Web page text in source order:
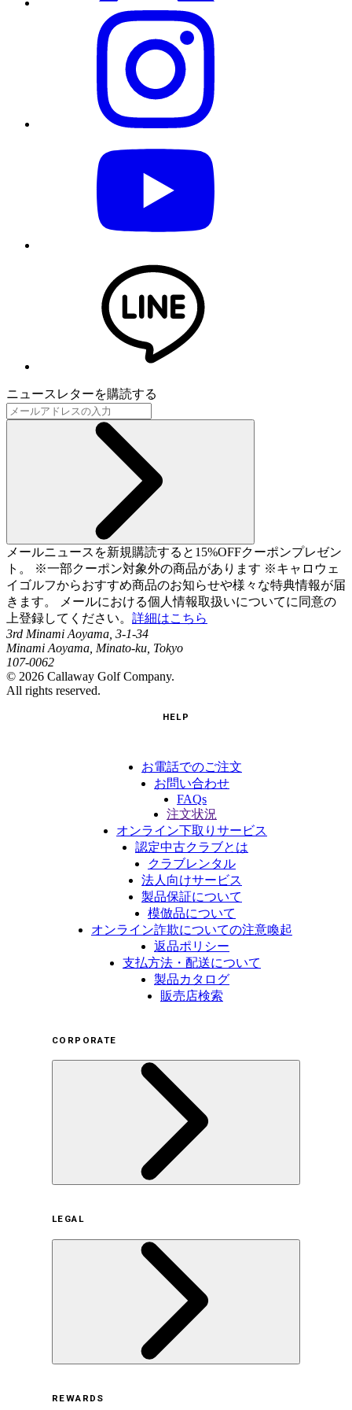
ニュースレターを購読する
メールニュースを新規購読すると15%OFFクーポンプレゼン
ト。 ※一部クーポン対象外の商品があります ※キャロウェ
イゴルフからおすすめ商品のお知らせや様々な特典情報が届
きます。 メールにおける個人情報取扱いについてに同意の
上登録してください。 詳細はこちら
3rd Minami Aoyama, 3-1-34
Minami Aoyama, Minato-ku, Tokyo
107-0062
© 2026 Callaway Golf Company.
All rights reserved.
HELP
お電話でのご注文
お問い合わせ
FAQs
注文状況
オンライン下取りサービス
認定中古クラブとは
クラブレンタル
法人向けサービス
製品保証について
模倣品について
オンライン詐欺についての注意喚起
返品ポリシー
支払方法・配送について
製品カタログ
販売店検索
CORPORATE
サステナビリティの取り組み（日本）
サステナビリティの取り組み（米国/英語）
ヒストリー
採用情報
LEGAL
REWARDS